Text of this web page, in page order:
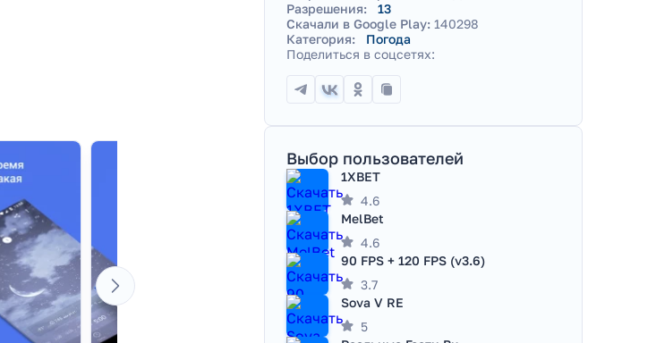
Разрешения:
13
Скачали в Google Play: 140298
Категория:
Погода
Поделиться в соцсетях:
Выбор пользователей
1XBET
4.6
MelBet
4.6
90 FPS + 120 FPS (v3.6)
3.7
Sova V RE
5